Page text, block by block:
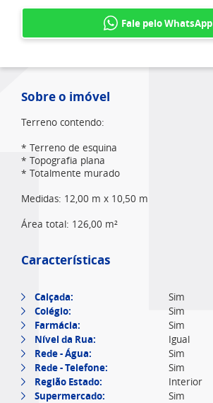
Fale pelo WhatsApp
Sobre o imóvel
Terreno contendo:
* Terreno de esquina
* Topografia plana
* Totalmente murado
Medidas: 12,00 m x 10,50 m
Área total: 126,00 m²
Características
Calçada: Sim
Colégio: Sim
Farmácia: Sim
Nível da Rua: Igual
Rede - Água: Sim
Rede - Telefone: Sim
Região Estado: Interior
Supermercado: Sim